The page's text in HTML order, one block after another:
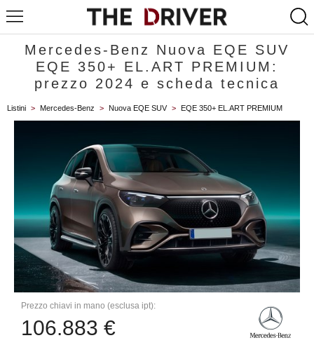
Mercedes-Benz Nuova EQE SUV
EQE 350+ EL.ART PREMIUM:
prezzo 2024 e scheda tecnica
Listini > Mercedes-Benz > Nuova EQE SUV > EQE 350+ EL.ART PREMIUM
Prezzo chiavi in mano (esclusa ipt):
106.883 €